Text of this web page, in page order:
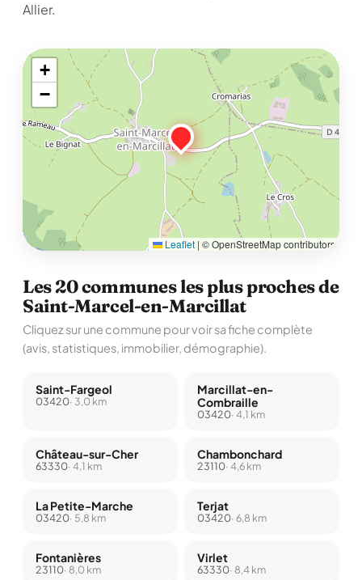
Allier.
+
−
Leaflet | © OpenStreetMap contributors
Les 20 communes les plus proches de
Saint-Marcel-en-Marcillat
Cliquez sur une commune pour voir sa fiche complète
(avis, statistiques, immobilier, démographie).
Saint-Fargeol
03420· 3,0 km
Marcillat-en-
Combraille
03420· 4,1 km
Château-sur-Cher
63330· 4,1 km
Chambonchard
23110· 4,6 km
La Petite-Marche
03420· 5,8 km
Terjat
03420· 6,8 km
Fontanières
23110· 8,0 km
Virlet
63330· 8,4 km